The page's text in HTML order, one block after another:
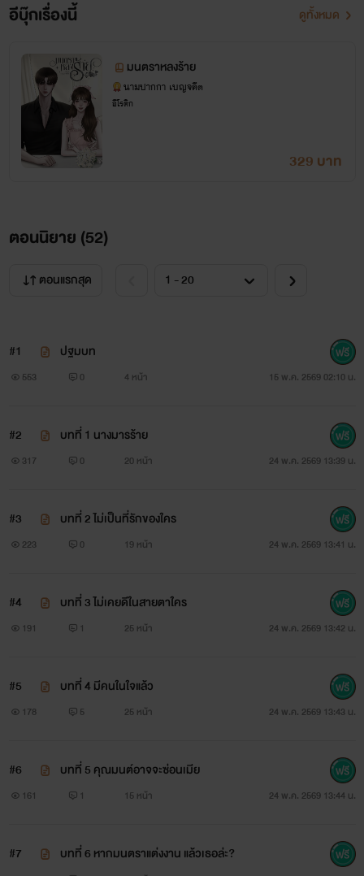
อีบุ๊กเรื่องนี้ ดูทั้งหมด
มนตราหลงร้าย
นามปากกา เบญจคีต
อีโรติก
329 บาท
ตอนนิยาย (52)
ตอนแรกสุด
#1 ปฐมบท
553 0 4 หน้า 15 พ.ค. 2569 02:10 น.
#2 บทที่ 1 นางมารร้าย
317 0 20 หน้า 24 พ.ค. 2569 13:39 น.
#3 บทที่ 2 ไม่เป็นที่รักของใคร
223 0 19 หน้า 24 พ.ค. 2569 13:41 น.
#4 บทที่ 3 ไม่เคยดีในสายตาใคร
191 1 25 หน้า 24 พ.ค. 2569 13:42 น.
#5 บทที่ 4 มีคนในใจแล้ว
178 5 25 หน้า 24 พ.ค. 2569 13:43 น.
#6 บทที่ 5 คุณมนต์อาจจะซ่อนเมีย
161 1 15 หน้า 24 พ.ค. 2569 13:44 น.
#7 บทที่ 6 หากมนตราแต่งงาน แล้วเธอล่ะ?